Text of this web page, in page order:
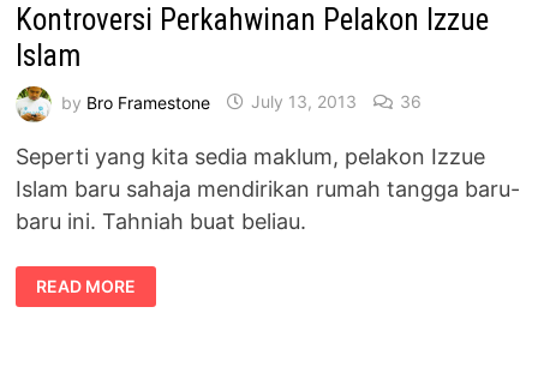
Kontroversi Perkahwinan Pelakon Izzue
Islam
by Bro Framestone July 13, 2013 36
Seperti yang kita sedia maklum, pelakon Izzue
Islam baru sahaja mendirikan rumah tangga baru-
baru ini. Tahniah buat beliau.
KONTROVERSI
PERKAHWINAN
PELAKON
READ MORE